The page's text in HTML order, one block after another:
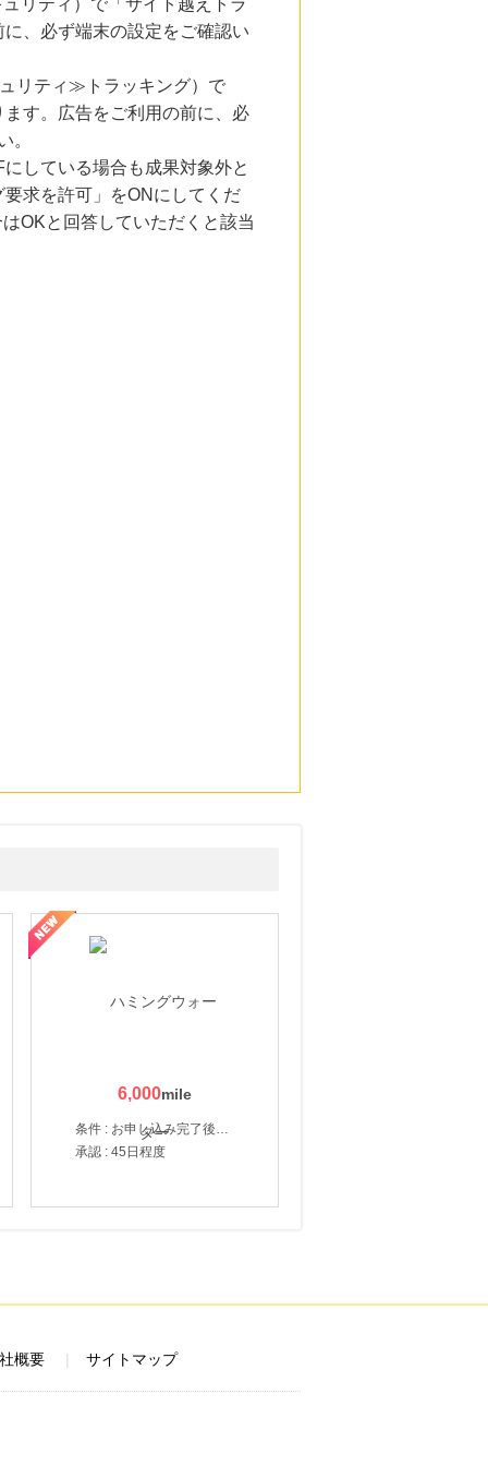
リティ）で「サイト越えトラ
、必ず端末の設定をご確認い
リティ≫トラッキング）で
す。広告をご利用の前に、必
。
している場合も成果対象外と
求を許可」をONにしてくだ
OKと回答していただくと該当
6,000
条件 : お申し込み完了後、決済登録完了と1ヶ月以内のサーバー初回設置。
承認 : 45日程度
概要 サイトマップ